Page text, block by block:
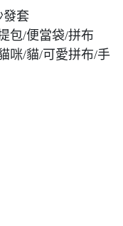
發套
包/便當袋/拼布
咪/貓/可愛拼布/手